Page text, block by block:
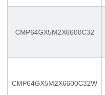
CMP64GX5M2X6600C32
CMP64GX5M2X6600C32W